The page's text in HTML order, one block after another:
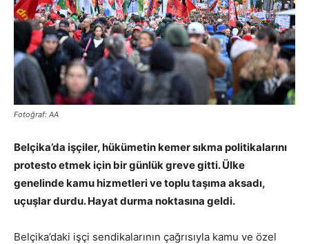
Fotoğraf: AA
Belçika’da işçiler, hükümetin kemer sıkma politikalarını
protesto etmek için bir günlük greve gitti. Ülke
genelinde kamu hizmetleri ve toplu taşıma aksadı,
uçuşlar durdu. Hayat durma noktasına geldi.
Belçika’daki işçi sendikalarının çağrısıyla kamu ve özel